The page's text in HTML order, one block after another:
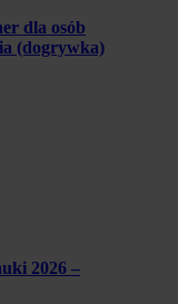
dla osób
(dogrywka)
2026 –